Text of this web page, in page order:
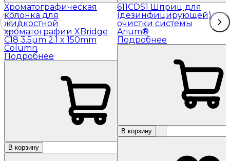
Хроматографическая
колонка для
жидкостной
хроматографии XBridge
C18 3.5µm 2.1 x 150mm
Column
Подробнее
В корзину
611CDS1 Шприц для
(дезинфицирующей)
очистки системы
Arium®
Подробнее
В корзину